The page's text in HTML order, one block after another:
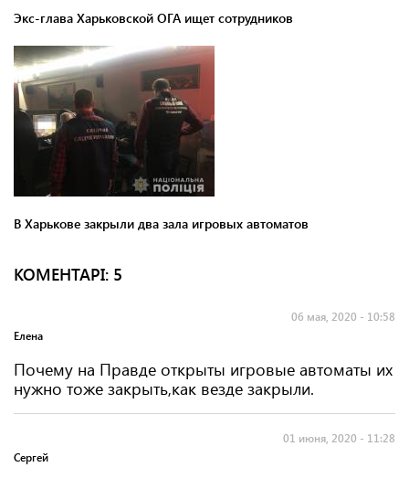
Экс-глава Харьковской ОГА ищет сотрудников
В Харькове закрыли два зала игровых автоматов
КОМЕНТАРI: 5
06 мая, 2020 - 10:58
Елена
Почему на Правде открыты игровые автоматы их
нужно тоже закрыть,как везде закрыли.
01 июня, 2020 - 11:28
Сергей